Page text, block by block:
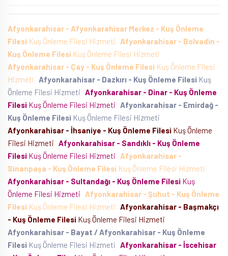
Afyonkarahisar - Afyonkarahisar Merkez - Kuş Önleme
Filesi Kuş Önleme Filesi Hizmeti
Afyonkarahisar - Bolvadin -
Kuş Önleme Filesi Kuş Önleme Filesi Hizmeti
Afyonkarahisar - Çay - Kuş Önleme Filesi Kuş Önleme Filesi
Hizmeti Afyonkarahisar - Dazkırı - Kuş Önleme Filesi Kuş
Önleme Filesi Hizmeti Afyonkarahisar - Dinar - Kuş Önleme
Filesi Kuş Önleme Filesi Hizmeti Afyonkarahisar - Emirdağ -
Kuş Önleme Filesi Kuş Önleme Filesi Hizmeti
Afyonkarahisar - İhsaniye - Kuş Önleme Filesi Kuş Önleme
Filesi Hizmeti Afyonkarahisar - Sandıklı - Kuş Önleme
Filesi Kuş Önleme Filesi Hizmeti
Afyonkarahisar -
Sinanpaşa - Kuş Önleme Filesi Kuş Önleme Filesi Hizmeti
Afyonkarahisar - Sultandağı - Kuş Önleme Filesi Kuş
Önleme Filesi Hizmeti
Afyonkarahisar - Şuhut - Kuş Önleme
Filesi Kuş Önleme Filesi Hizmeti Afyonkarahisar - Başmakçı
- Kuş Önleme Filesi Kuş Önleme Filesi Hizmeti
Afyonkarahisar - Bayat / Afyonkarahisar - Kuş Önleme
Filesi Kuş Önleme Filesi Hizmeti Afyonkarahisar - İscehisar